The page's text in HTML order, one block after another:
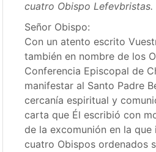
cuatro Obispo Lefevbristas.
Señor Obispo:
Con un atento escrito
también en nombre de los
Conferencia Episcopal de
manifestar al Santo Padre
cercanía espiritual y
carta que Él escribió con
de la excomunión en la que
cuatro Obispos ordenados